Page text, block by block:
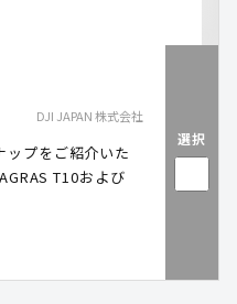
DJI JAPAN 株式会社
プをご紹介いた
T10および
選択